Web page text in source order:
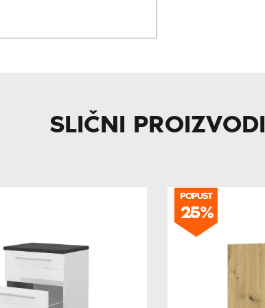
SLIČNI PROIZVODI
POPUST
25%